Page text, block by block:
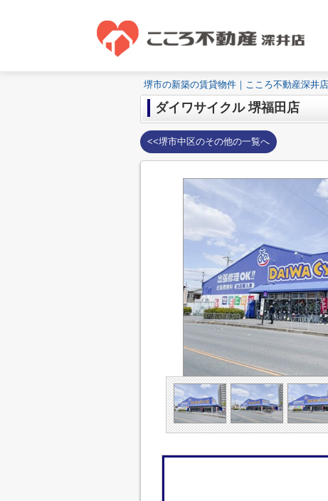
堺市の新築の賃貸物件｜こころ不動産深井店
ダイワサイクル 堺福田店
<<堺市中区のその他の一覧へ